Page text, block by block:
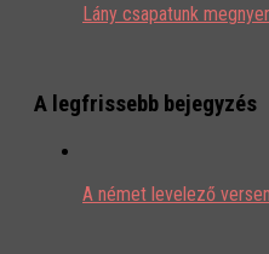
Lány csapatunk
A legfrissebb bejegyzés
A német levelező